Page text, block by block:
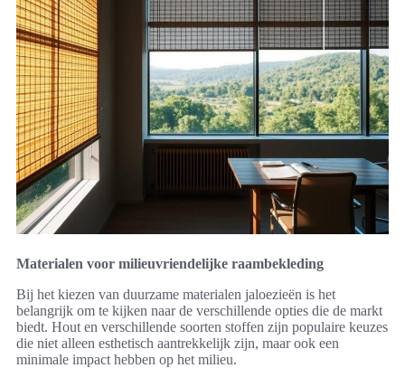
Materialen voor milieuvriendelijke raambekleding
Bij het kiezen van duurzame materialen jaloezieën is het
belangrijk om te kijken naar de verschillende opties die de markt
biedt. Hout en verschillende soorten stoffen zijn populaire keuzes
die niet alleen esthetisch aantrekkelijk zijn, maar ook een
minimale impact hebben op het milieu.